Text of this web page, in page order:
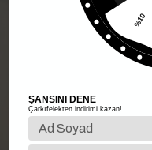
%10
ŞANSINI DENE
Çarkıfelekten indirimi kazan!